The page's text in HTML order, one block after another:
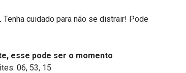
Tenha cuidado para não se distrair! Pode
esse pode ser o momento
06, 53, 15